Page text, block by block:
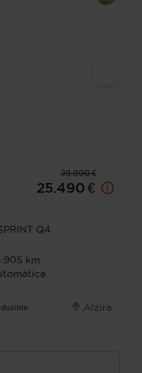
29.990 €
25.490 €
Q4
km
Alzira